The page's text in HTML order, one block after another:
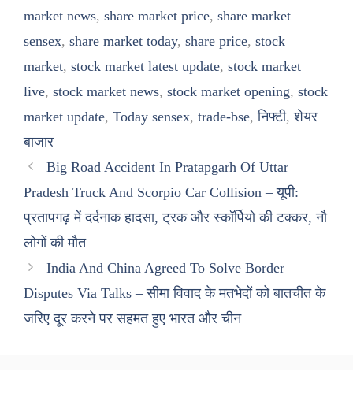
market news, share market price, share market
sensex, share market today, share price, stock
market, stock market latest update, stock market
live, stock market news, stock market opening, stock
market update, Today sensex, trade-bse,निफ्टी,शेयर
बाजार
Big Road Accident In Pratapgarh Of Uttar
Pradesh Truck And Scorpio Car Collision – यूपी:
प्रतापगढ़ में दर्दनाक हादसा, ट्रक और स्कॉर्पियो की टक्कर, नौ
लोगों की मौत
India And China Agreed To Solve Border
Disputes Via Talks – सीमा विवाद के मतभेदों को बातचीत के
जरिए दूर करने पर सहमत हुए भारत और चीन